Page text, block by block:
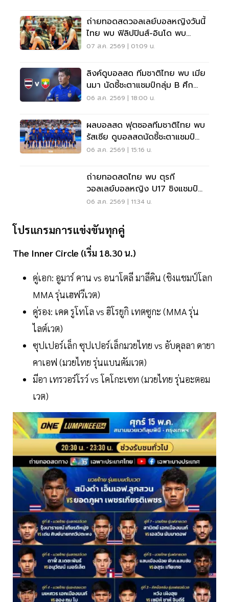
ถ่ายทอดสดวอลเลย์บอลหญิงวันนี้
ไทย พบ ฟิลิปปินส์-อินโด พบ
เวียดนาม SEA V CUP 2026
07 ส.ค. 2569 | 01:09 น.
ลิงค์ดูบอลสด ทีมชาติไทย พบ เมีย
นมา นัดชี้ชะตาแชมป์กลุ่ม B ศึก
ASEAN HYUNDAI CUP 2026
06 ส.ค. 2569 | 18:00 น.
ผลบอลสด ฟุตซอลทีมชาติไทย พบ
รัสเซีย ดูบอลสดนัดชี้ชะตาแชมป์
20.30 น.
06 ส.ค. 2569 | 15:16 น.
ถ่ายทอดสดไทย พบ ตุรกี
วอลเลย์บอลหญิง U17 ชิงแชมป์
โลก 2026 ตีสี่ 7 ส.ค. 69
06 ส.ค. 2569 | 11:34 น.
โปรแกรมการแข่งขันทุกคู่
The Inner Circle (เริ่ม 18.30 น.)
คู่เอก: อูมาร์ คาน vs อนาโตลี มาลีคิน (ชิงแชมป์โลก
MMA รุ่นเฮฟวีเวต)
คู่รอง: เคด รูโทโล vs ฮิโรยูกิ เทตซูกะ (MMA รุ่น
ไลต์เวต)
ซุปเปอร์เล็ก ซุปเปอร์เล็กมวยไทย vs อับดุลลา ดายา
คาเอฟ (มวยไทย รุ่นแบนตัมเวต)
มีอา เทรวอร์โรว์ vs โคโกะเซท (มวยไทย รุ่นอะตอม
เวต)